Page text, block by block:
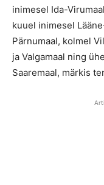
inimesel Ida-
kuuel inimesel
Pärnumaal, kolmel
ja Valgamaal ning
Saaremaal, märkis